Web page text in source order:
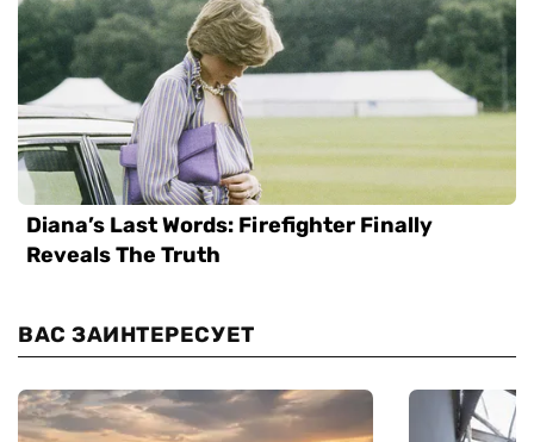
ВАС ЗАИНТЕРЕСУЕТ